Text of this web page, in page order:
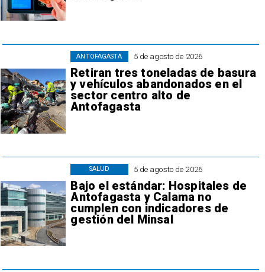
5 de agosto de 2026
Retiran tres toneladas de basura
y vehículos abandonados en el
sector centro alto de
Antofagasta
ANTOFAGASTA
5 de agosto de 2026
Bajo el estándar: Hospitales de
Antofagasta y Calama no
cumplen con indicadores de
gestión del Minsal
SALUD